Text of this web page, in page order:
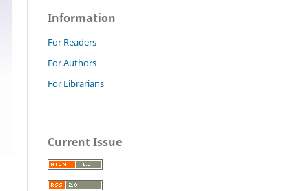
Information
For Readers
For Authors
For Librarians
Current Issue